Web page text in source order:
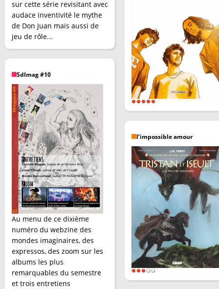
sur cette série revisitant avec
audace inventivité le mythe
de Don Juan mais aussi de
jeu de rôle...
SdImag #10
Au menu de ce dixième
numéro du webzine des
mondes imaginaires, des
expressos, des zoom sur les
albums les plus
remarquables du semestre
et trois entretiens
l’impossible amour